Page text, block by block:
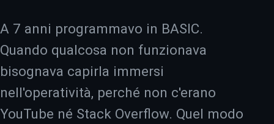
A 7 anni programmavo in BASIC.
Quando qualcosa non funzionava
bisognava capirla immersi
nell'operatività, perché non c'erano
YouTube né Stack Overflow. Quel modo